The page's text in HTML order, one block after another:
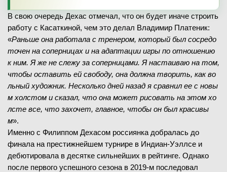
В свою очередь Дехас отмечал, что он будет иначе строить
работу с Касаткиной, чем это делал Владимир Платеник:
«Раньше она работала с тренером, который был сосредо
точен на соперницах и на адаптации игры по отношению
к ним. Я же не слежу за соперницами. Я настаиваю на том,
чтобы оставить ей свободу, она должна творить, как во
льный художник. Несколько дней назад я сравнил ее с новы
м холстом и сказал, что она может рисовать на этом хо
лсте все, что захочет, главное, чтобы он был красивы
м».
Именно с Филиппом Дехасом россиянка добралась до
финала на престижнейшем турнире в Индиан-Уэллсе и
дебютировала в десятке сильнейших в рейтинге. Однако
после первого успешного сезона в 2019-м последовал